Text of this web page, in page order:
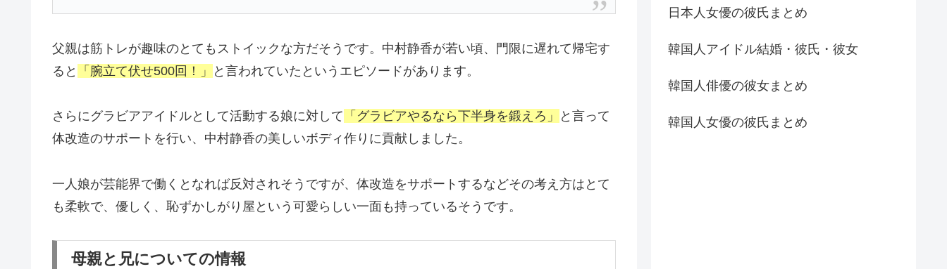
父親は筋トレが趣味のとてもストイックな方だそうです。中村静香が若い頃、門限に遅れて帰宅す
ると
「腕立て伏せ500回！」 と言われていたというエピソードがあります。
さらにグラビアアイドルとして活動する娘に対して 「グラビアやるなら下半身を鍛えろ」
と言って
体改造のサポートを行い、中村静香の美しいボディ作りに貢献しました。
一人娘が芸能界で働くとなれば反対されそうですが、体改造をサポートするなどその考え方はとて
も柔軟で、優しく、恥ずかしがり屋という可愛らしい一面も持っているそうです。
母親と兄についての情報
日本人女優の彼氏まとめ
韓国人アイドル結婚・彼氏・彼女
韓国人俳優の彼女まとめ
韓国人女優の彼氏まとめ